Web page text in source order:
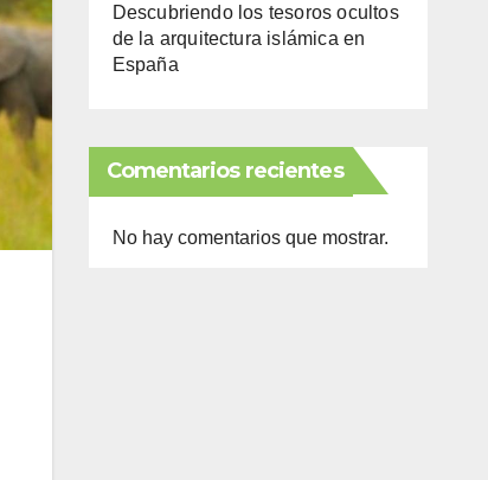
Descubriendo los tesoros ocultos
de la arquitectura islámica en
España
Comentarios recientes
No hay comentarios que mostrar.